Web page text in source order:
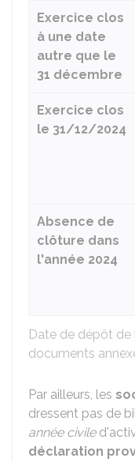
Date de dépôt
documents
Exercice clos
à une date
autre que le
31 décembre
Exercice clos
le 31/12/2024
Absence de
clôture dans
l'année 2024
Par ailleurs, les
dressent pas de
année civile
déclaration